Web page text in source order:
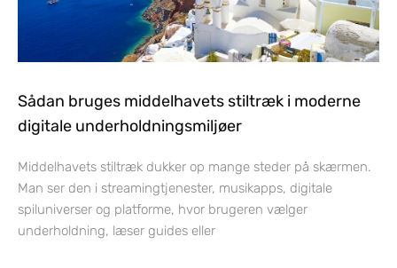
Sådan bruges middelhavets stiltræk i moderne
digitale underholdningsmiljøer
Middelhavets stiltræk dukker op mange steder på skærmen.
Man ser den i streamingtjenester, musikapps, digitale
spiluniverser og platforme, hvor brugeren vælger
underholdning, læser guides eller